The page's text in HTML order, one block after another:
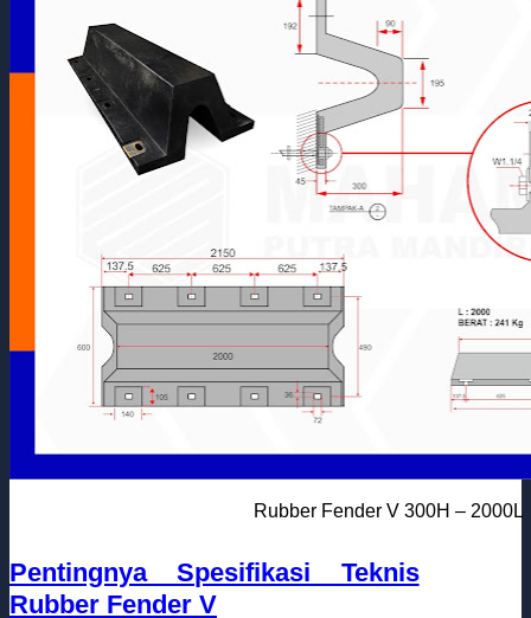
Rubber Fender V 300H – 2000L
Pentingnya Spesifikasi Teknis
Rubber Fender V